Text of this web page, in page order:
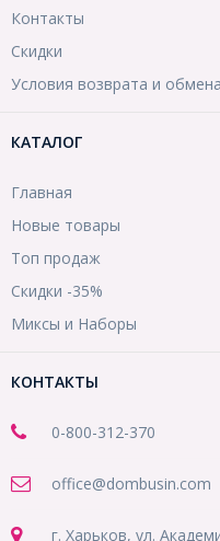
Контакты
Скидки
Условия возврата и обмена
КАТАЛОГ
Главная
Новые товары
Топ продаж
Скидки -35%
Миксы и Наборы
КОНТАКТЫ
0-800-312-370
office@dombusin.com
г. Харьков, ул.